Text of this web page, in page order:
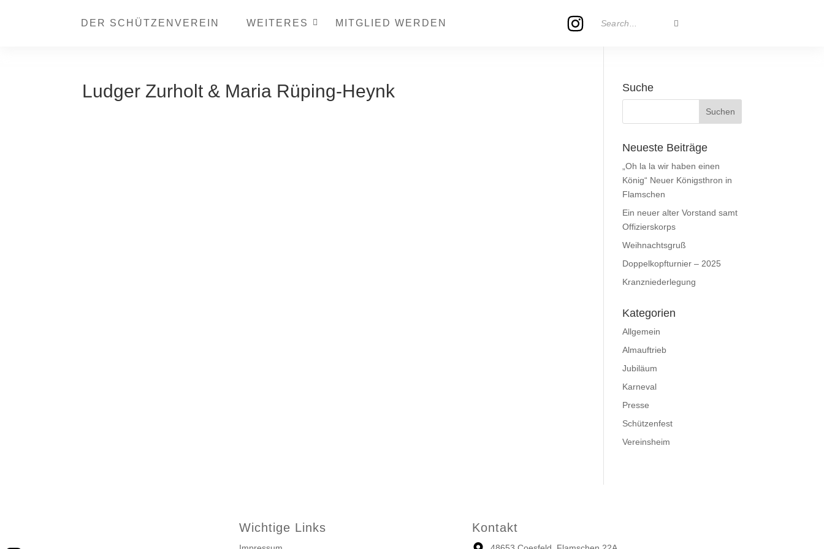
DER SCHÜTZENVEREIN WEITERES MITGLIED WERDEN
Ludger Zurholt & Maria Rüping-Heynk Suche
Neueste Beiträge
„Oh la la wir haben einen
König“ Neuer Königsthron in
Flamschen
Ein neuer alter Vorstand samt
Offizierskorps
Weihnachtsgruß
Doppelkopfturnier – 2025
Kranzniederlegung
Kategorien
Allgemein
Almauftrieb
Jubiläum
Karneval
Presse
Schützenfest
Vereinsheim
Wichtige Links Kontakt